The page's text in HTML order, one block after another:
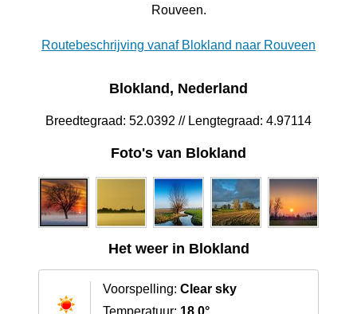
Rouveen.
Routebeschrijving vanaf Blokland naar Rouveen
Blokland, Nederland
Breedtegraad: 52.0392 // Lengtegraad: 4.97114
Foto's van Blokland
Het weer in Blokland
Voorspelling: Clear sky